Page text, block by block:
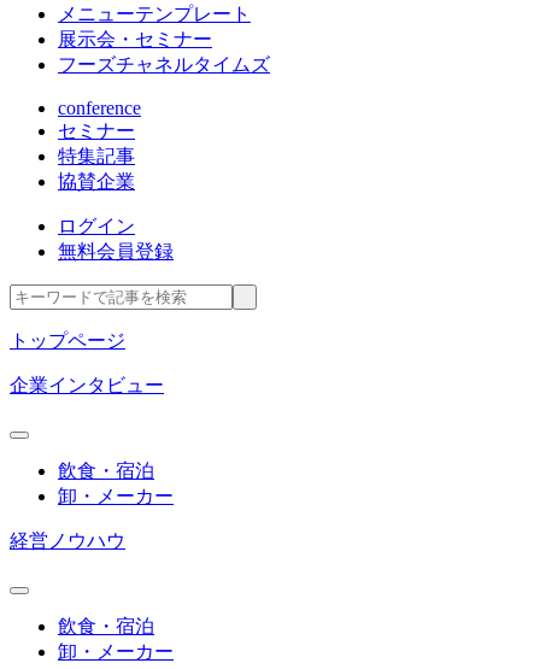
メニューテンプレート
展示会・セミナー
フーズチャネルタイムズ
conference
セミナー
特集記事
協賛企業
ログイン
無料会員登録
トップページ
企業インタビュー
飲食・宿泊
卸・メーカー
経営ノウハウ
飲食・宿泊
卸・メーカー